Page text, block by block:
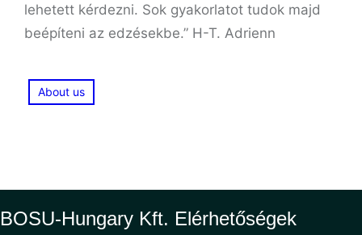
lehetett kérdezni. Sok gyakorlatot tudok majd
beépíteni az edzésekbe.” H-T. Adrienn
About us
BOSU-Hungary Kft. Elérhetőségek